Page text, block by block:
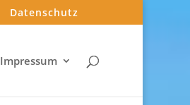
Datenschutz
Impressum